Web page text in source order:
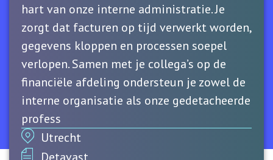
hart van onze interne administratie. Je
zorgt dat facturen op tijd verwerkt worden,
gegevens kloppen en processen soepel
verlopen. Samen met je collega’s op de
financiële afdeling ondersteun je zowel de
interne organisatie als onze gedetacheerde
profess
Utrecht